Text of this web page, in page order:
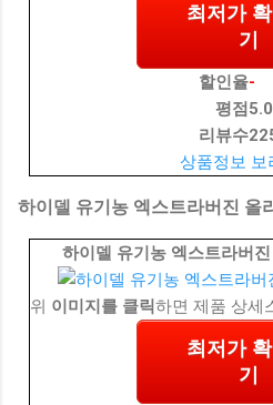
최저가
기
할인율-
평점 5.0
리뷰수
상품정보 보
하이델 유기농 엑스트라버진 올
하이델 유기농 엑스트라버
위 이미지를 클릭하면 제품 상세
최저가
기